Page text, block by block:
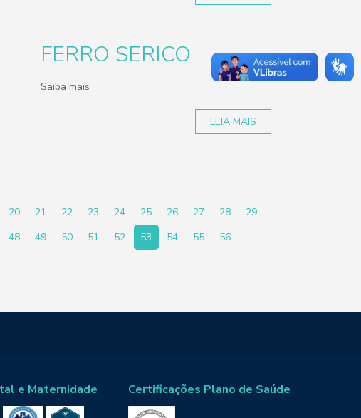
FERRO SERICO
Saiba mais
LEIA MAIS
20 21 22 23 24 25 26 27 28
29
48 49 50 51 52 53 54 55 56
e Maternidade Certificações Plano de Saúde